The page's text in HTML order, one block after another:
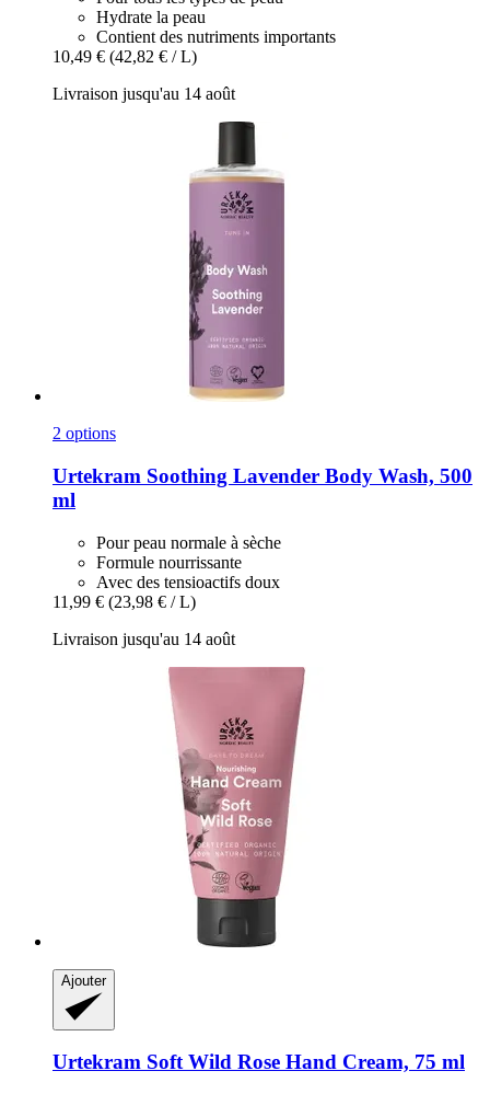
Hydrate la peau
Contient des nutriments importants
10,49 € (42,82 € / L)
Livraison jusqu'au 14 août
2 options
Urtekram Soothing Lavender Body Wash, 500
ml
Pour peau normale à sèche
Formule nourrissante
Avec des tensioactifs doux
11,99 € (23,98 € / L)
Livraison jusqu'au 14 août
Ajouter
Urtekram Soft Wild Rose Hand Cream, 75 ml